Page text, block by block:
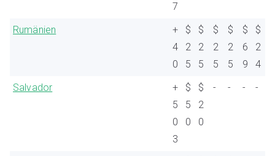
7
Rumänien
+
4
0
$
2
5
$
2
5
$
2
5
$
2
5
$
6
9
$
2
4
Salvador
+
5
0
3
$
5
0
$
2
0
- - - -